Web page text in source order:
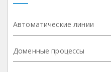
Автоматические линии
Доменные процессы